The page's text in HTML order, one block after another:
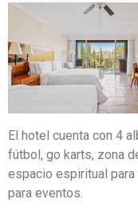
El hotel cuenta con 4
fútbol, go karts, zona
espacio espiritual
para eventos.